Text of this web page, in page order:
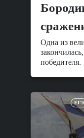
Одна из
победителя.
ЕГЭ